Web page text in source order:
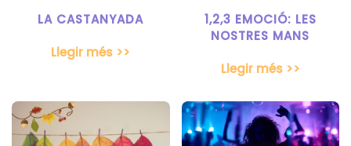
LA CASTANYADA
Llegir més >>
1,2,3 EMOCIÓ: LES
NOSTRES MANS
Llegir més >>